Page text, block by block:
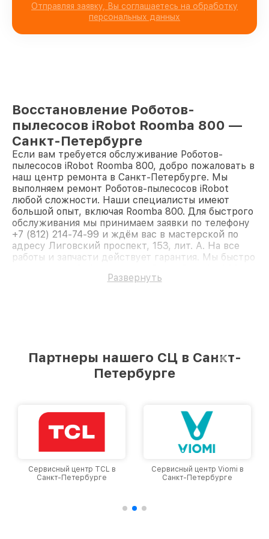
Отправляя заявку, Вы соглашаетесь на обработку
персональных данных
Восстановление Роботов-
пылесосов iRobot Roomba 800 —
Санкт-Петербурге
Если вам требуется обслуживание Роботов-
пылесосов iRobot Roomba 800, добро пожаловать в
наш центр ремонта в Санкт-Петербурге. Мы
выполняем ремонт Роботов-пылесосов iRobot
любой сложности. Наши специалисты имеют
большой опыт, включая Roomba 800. Для быстрого
обслуживания мы принимаем заявки по телефону
+7 (812) 214-74-99 и ждём вас в мастерской по
адресу Лиговский проспект, 153, лит. А. На все
работы и запчасти действует гарантия. Мы быстро
Развернуть
Партнеры нашего СЦ в Санкт-
Петербурге
Сервисный центр TCL в
Санкт-Петербурге
Сервисный центр Viomi в
Санкт-Петербурге